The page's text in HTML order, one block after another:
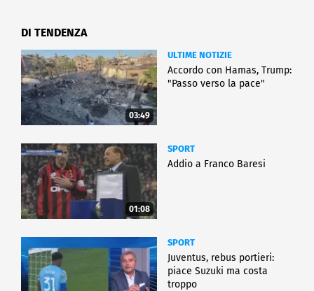
DI TENDENZA
03:49
ULTIME NOTIZIE
Accordo con Hamas, Trump:
"Passo verso la pace"
01:08
SPORT
Addio a Franco Baresi
SPORT
Juventus, rebus portieri:
piace Suzuki ma costa
troppo